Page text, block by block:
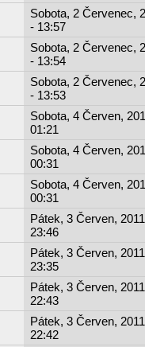
Sobota, 2 Červenec,
- 13:57
Sobota, 2 Červenec,
- 13:54
Sobota, 2 Červenec,
- 13:53
Sobota, 4 Červen,
01:21
Sobota, 4 Červen,
00:31
Sobota, 4 Červen,
00:31
Pátek, 3 Červen,
23:46
Pátek, 3 Červen,
23:35
Pátek, 3 Červen,
22:43
Pátek, 3 Červen,
22:42